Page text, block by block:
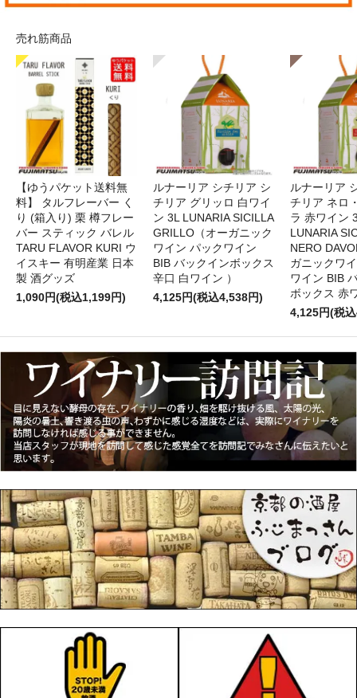
売れ筋商品
【ゆうパケット送料無
料】 タルフレーバー く
り (箱入り) 栗 樽フレー
バー スティック バレル
TARU FLAVOR KURI ウ
イスキー 有明産業 日本
製 酒グッズ
1,090円(税込1,199円)
ルナーリア シチリア シ
チリア グリッロ 白ワイ
ン 3L LUNARIA SICILLA
GRILLO（オーガニック
ワイン パックワイン
BIB バックインボックス
辛口 白ワイン ）
4,125円(税込4,538円)
ルナーリア
チリア ネロ
ラ 赤ワイ
LUNARIA
NERO
ガニックワ
ワイン BIB
ボックス 赤
4,125円(税